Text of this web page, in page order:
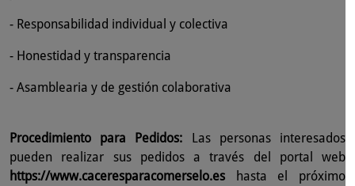
- Responsabilidad individual y colectiva
- Honestidad y transparencia
- Asamblearia y de gestión colaborativa
Procedimiento para Pedidos: Las personas interesados
pueden realizar sus pedidos a través del portal web
https://www.caceresparacomerselo.es hasta el próximo